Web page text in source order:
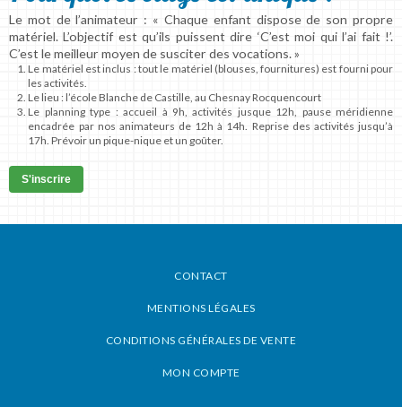
Le mot de l’animateur : « Chaque enfant dispose de son propre
matériel. L’objectif est qu’ils puissent dire ‘C’est moi qui l’ai fait !’.
C’est le meilleur moyen de susciter des vocations. »
Le matériel est inclus :tout le matériel (blouses, fournitures) est fourni pour
les activités.
Le lieu : l’école Blanche de Castille, au Chesnay Rocquencourt
Le planning type : accueil à 9h, activités jusque 12h, pause méridienne
encadrée par nos animateurs de 12h à 14h. Reprise des activités jusqu’à
17h. Prévoir un pique-nique et un goûter.
S'inscrire
CONTACT
MENTIONS LÉGALES
CONDITIONS GÉNÉRALES DE VENTE
MON COMPTE